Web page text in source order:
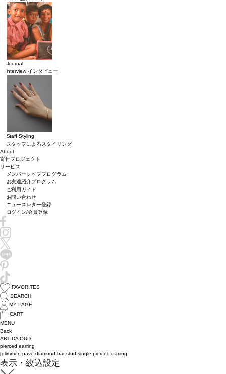
Journal
interview インタビュー
Staff Styling
スタッフによるスタイリング
About
寄付プロジェクト
サービス
メンバーシッププログラム
お友達紹介プログラム
ご利用ガイド
お問い合わせ
ニュースレター登録
ログイン/会員登録
FAVORITES
SEARCH
MY PAGE
CART
MENU
Back
ARTIDA OUD
pierced earring
[glimmer] pave diamond bar stud single pierced earring
表示・絞込設定